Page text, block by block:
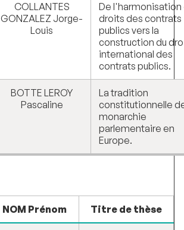
COLLANTES
GONZALEZ Jorge-
Louis
De l'harmonisation
droits des contrats
publics vers la
construction du
international des
contrats publics.
BOTTE LEROY
Pascaline
La tradition
constitutionnelle
monarchie
parlementaire en
Europe.
NOM Prénom Titre de thèse